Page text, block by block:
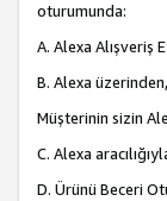
oturumunda:
A. Alexa Alışveriş
B. Alexa
Müşterinin sizin
C. Alexa
D. Ürünü Beceri